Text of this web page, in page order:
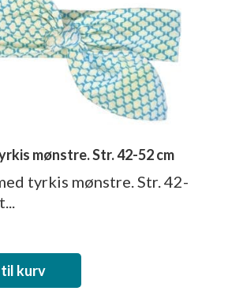
mønstre. Str. 42-52 cm
tyrkis mønstre. Str. 42-
kurv